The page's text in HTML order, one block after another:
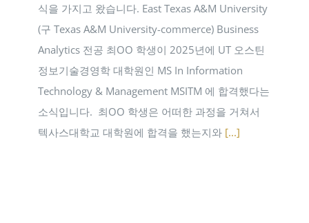
식을 가지고 왔습니다. East Texas A&M University
(구 Texas A&M University-commerce) Business
Analytics 전공 최OO 학생이 2025년에 UT 오스틴
정보기술경영학 대학원인 MS In Information
Technology & Management MSITM 에 합격했다는
소식입니다. ​ 최OO 학생은 어떠한 과정을 거쳐서
텍사스대학교 대학원에 합격을 했는지와 [...]